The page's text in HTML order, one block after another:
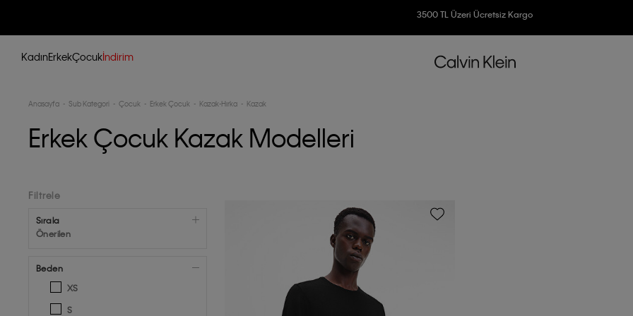
3500 TL Üzeri Ücretsiz Kargo
KadınErkekÇocukİndirim
Anasayfa Sub Kategori Çocuk Erkek Çocuk Kazak-Hırka Kazak
Erkek Çocuk Kazak Modelleri
Filtrele
Sırala
Önerilen
Beden
XS
S